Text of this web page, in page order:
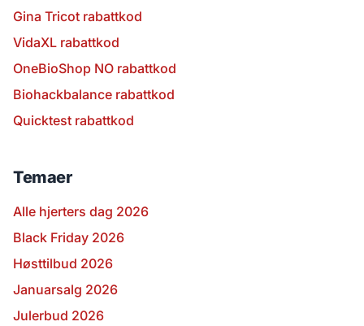
Gina Tricot rabattkod
VidaXL rabattkod
OneBioShop NO rabattkod
Biohackbalance rabattkod
Quicktest rabattkod
Temaer
Alle hjerters dag 2026
Black Friday 2026
Høsttilbud 2026
Januarsalg 2026
Julerbud 2026